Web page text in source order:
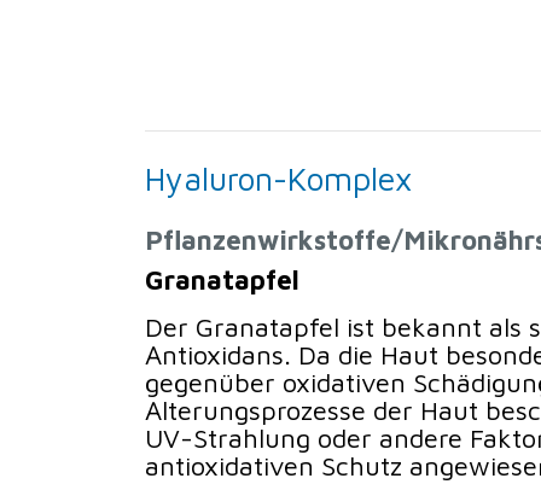
Hyaluron-Komplex
Pflanzenwirkstoffe/
Granatapfel
Der Granatapfel ist bekannt als
Antioxidans. Da die Haut
gegenüber oxidativen
Alterungsprozesse der Haut
UV-Strahlung oder andere
antioxidativen Schutz